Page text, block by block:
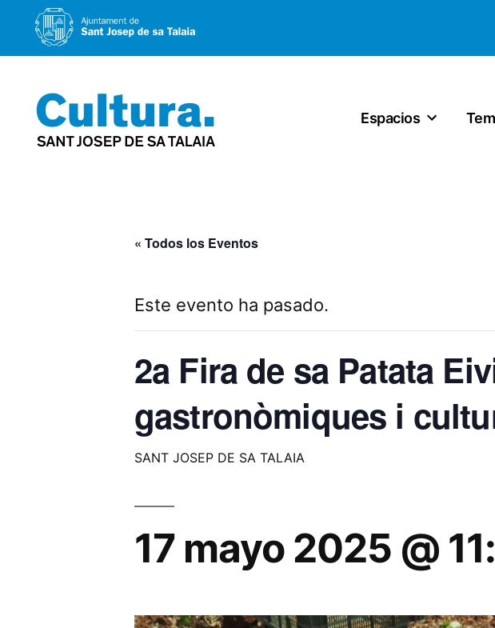
al
contenido
Espacios
« Todos los Eventos
Este evento ha pasado.
2a Fira de sa Patata
gastronòmiques i
SANT JOSEP DE SA TALAIA
17 mayo 2025 @